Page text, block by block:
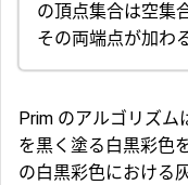
の頂点集合は空集
その両端点が加わ
Prim のアルゴリズム
を黒く塗る白黒彩色
の白黒彩色における